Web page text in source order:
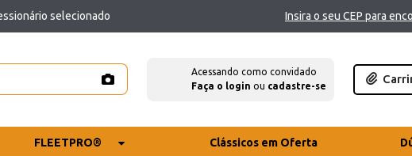
selecionado Insira o seu CEP para
Acessando como convidado
Faça o login ou cadastre-se
FLEETPRO® Clássicos em Oferta